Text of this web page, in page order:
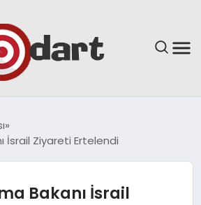
İsrail Ziyareti Ertelendi
Bakanı İsrail